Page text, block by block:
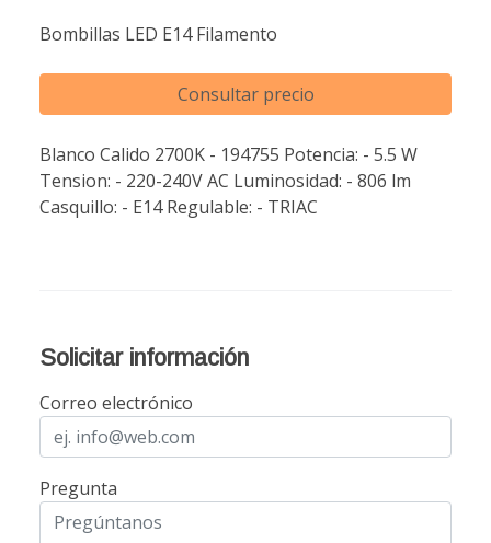
Bombillas LED E14 Filamento
Consultar precio
Blanco Calido 2700K - 194755 Potencia: - 5.5 W
Tension: - 220-240V AC Luminosidad: - 806 lm
Casquillo: - E14 Regulable: - TRIAC
Solicitar información
Correo electrónico
Pregunta